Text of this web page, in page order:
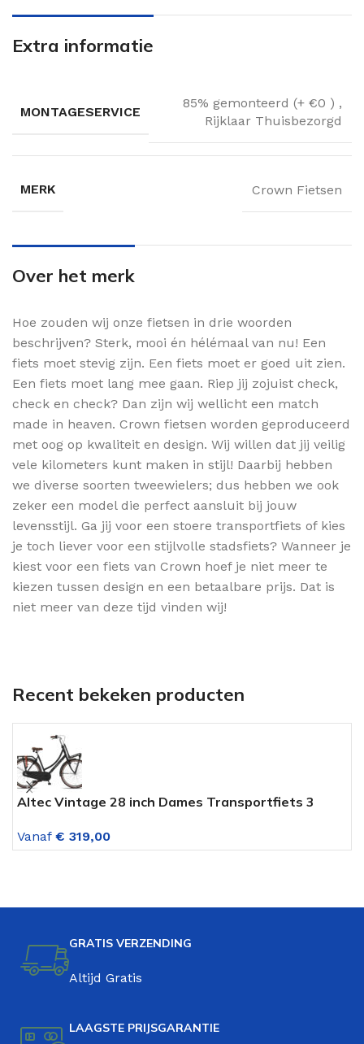
Extra informatie
MONTAGESERVICE
85% gemonteerd (+ €0 ) ,
Rijklaar Thuisbezorgd
MERK Crown Fietsen
Over het merk
Hoe zouden wij onze fietsen in drie woorden
beschrijven? Sterk, mooi én hélémaal van nu! Een
fiets moet stevig zijn. Een fiets moet er goed uit zien.
Een fiets moet lang mee gaan. Riep jij zojuist check,
check en check? Dan zijn wij wellicht een match
made in heaven. Crown fietsen worden geproduceerd
met oog op kwaliteit en design. Wij willen dat jij veilig
vele kilometers kunt maken in stijl! Daarbij hebben
we diverse soorten tweewielers; dus hebben we ook
zeker een model die perfect aansluit bij jouw
levensstijl. Ga jij voor een stoere transportfiets of kies
je toch liever voor een stijlvolle stadsfiets? Wanneer je
kiest voor een fiets van Crown hoef je niet meer te
kiezen tussen design en een betaalbare prijs. Dat is
niet meer van deze tijd vinden wij!
Recent bekeken producten
Altec Vintage 28 inch Dames Transportfiets 3
Vanaf € 319,00
GRATIS VERZENDING
Altijd Gratis
LAAGSTE PRIJSGARANTIE